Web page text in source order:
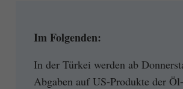
Im Folgenden:
In der Türkei werden ab
Abgaben auf US-Produkte der